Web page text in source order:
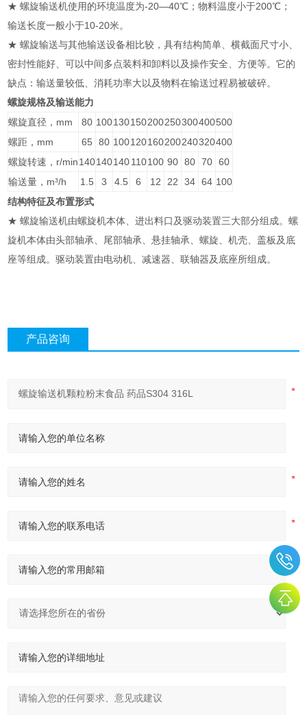
★ 螺旋输送机使用的环境温度为-20—40℃；物料温度小于200℃；
输送长度一般小于10-20米。
★ 螺旋输送与其他输送设备相比较，具有结构简单、横截面尺寸小、
密封性能好、可以中间多点装料和卸料以及操作安全、方便等。它的
缺点：输送量较低、消耗功率大以及物料在输送过程易被破碎。
螺旋规格及输送能力
螺旋直径，mm
80 100130150200250300400500
螺距，mm
65 80 100120160200240320400
螺旋转速，r/min140140140110100 90 80 70 60
输送量，m³/h
1.5 3 4.5 6 12 22 34 64 100
结构特征及布置形式
★ 螺旋输送机由螺旋机本体、进出料口及驱动装置三大部分组成。螺
旋机本体由头部轴承、尾部轴承、悬挂轴承、螺旋、机壳、盖板及底
座等组成。驱动装置由电动机、减速器、联轴器及底座所组成。
产品咨询